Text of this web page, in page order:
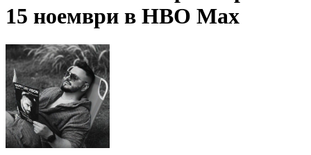
15 ноември в HBO Max